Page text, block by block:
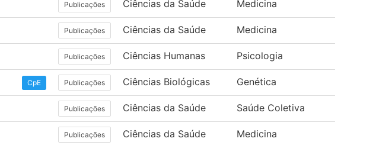
Publicações Ciências da Saúde Medicina
Publicações Ciências da Saúde Medicina
Publicações Ciências Humanas Psicologia
CpE Publicações Ciências Biológicas Genética
Publicações Ciências da Saúde Saúde Coletiva
Publicações Ciências da Saúde Medicina